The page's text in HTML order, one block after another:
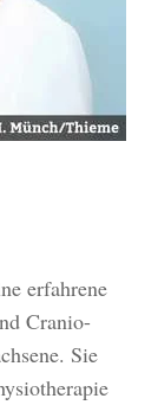
erfahrene
Cranio-
Sie